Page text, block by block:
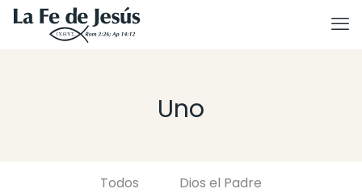
Uno
Todos Dios el Padre